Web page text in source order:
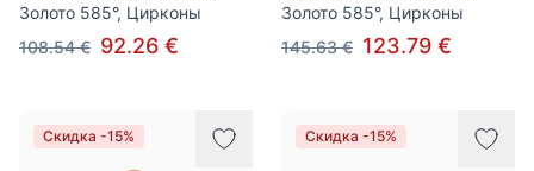
Золото 585°, Цирконы
108.54 € 92.26 €
Золото 585°, Цирконы
145.63 € 123.79 €
Скидка -15% Скидка -15%